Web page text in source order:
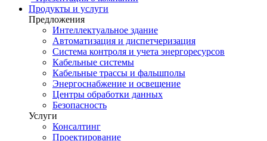
Продукты и услуги
Предложения
Интеллектуальное здание
Автоматизация и диспетчеризация
Система контроля и учета энергоресурсов
Кабельные системы
Кабельные трассы и фальшполы
Энергоснабжение и освещение
Центры обработки данных
Безопасность
Услуги
Консалтинг
Проектирование